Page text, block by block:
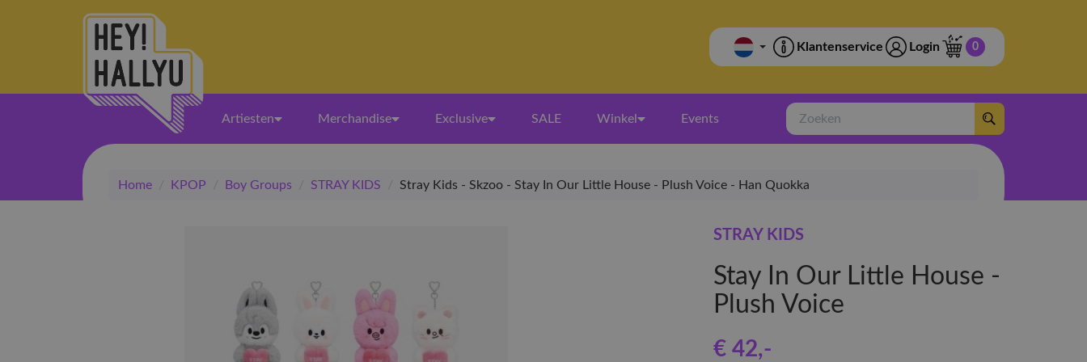
Klantenservice Login 0
Artiesten Merchandise Exclusive SALE Winkel Events
Zoeken
Home / KPOP / Boy Groups / STRAY KIDS / Stray Kids - Skzoo - Stay In Our Little House - Plush Voice - Han Quokka
STRAY KIDS
Stay In Our Little House -
Plush Voice
€ 42,-